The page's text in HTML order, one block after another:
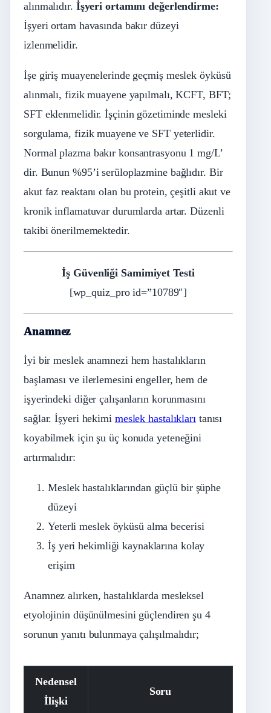
alınmalıdır. İşyeri ortamınıdeğerlendirme:
İşyeri ortam havasında bakır düzeyi
izlenmelidir.
İşe giriş muayenelerinde geçmiş meslek öyküsü
alınmalı, fizik muayene yapılmalı, KCFT, BFT;
SFT eklenmelidir. İşçinin gözetiminde mesleki
sorgulama, fizik muayene ve SFT yeterlidir.
Normal plazma bakır konsantrasyonu 1 mg/L’
dir. Bunun %95’i serüloplazmine bağlıdır. Bir
akut faz reaktanı olan bu protein, çeşitli akut ve
kronik inflamatuvar durumlarda artar. Düzenli
takibi önerilmemektedir.
İş Güvenliği Samimiyet Testi
[wp_quiz_pro id=”10789″]
Anamnez
İyi bir meslek anamnezi hem hastalıkların
başlaması ve ilerlemesini engeller, hem de
işyerindeki diğer çalışanların korunmasını
sağlar. İşyeri hekimi meslek hastalıkları tanısı
koyabilmek için şu üç konuda yeteneğini
artırmalıdır:
Meslek hastalıklarından güçlü bir şüphe
düzeyi
Yeterli meslek öyküsü alma becerisi
İş yeri hekimliği kaynaklarına kolay
erişim
Anamnez alırken, hastalıklarda mesleksel
etyolojinin düşünülmesini güçlendiren şu 4
sorunun yanıtı bulunmaya çalışılmalıdır;
Nedensel
İlişki
Soru